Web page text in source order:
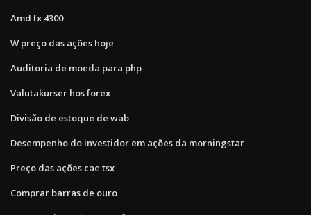
Amd fx 4300
W preço das ações hoje
Auditoria de moeda para php
Valutakurser hos forex
Divisão de estoque de wab
Desempenho do investidor em ações da morningstar
Preço das ações cae tsx
Comprar barras de ouro